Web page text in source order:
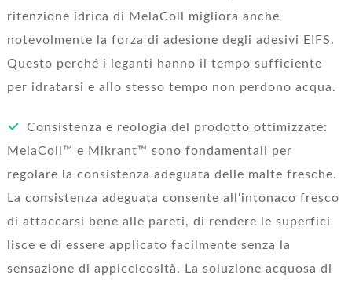
ritenzione idrica di MelaColl migliora anche
notevolmente la forza di adesione degli adesivi EIFS.
Questo perché i leganti hanno il tempo sufficiente
per idratarsi e allo stesso tempo non perdono acqua.
Consistenza e reologia del prodotto ottimizzate:
MelaColl™ e Mikrant™ sono fondamentali per
regolare la consistenza adeguata delle malte fresche.
La consistenza adeguata consente all'intonaco fresco
di attaccarsi bene alle pareti, di rendere le superfici
lisce e di essere applicato facilmente senza la
sensazione di appiccicosità. La soluzione acquosa di